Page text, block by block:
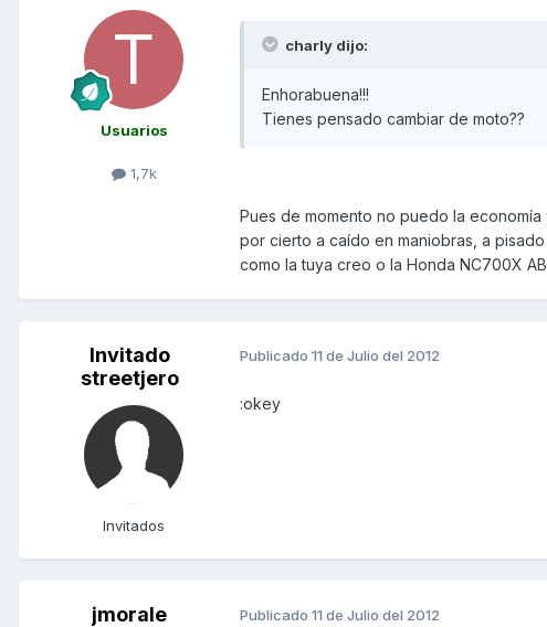
Usuarios
1,7k
charly dijo:
Enhorabuena!!!
Tienes pensado cambiar de moto??
Pues de momento no puedo la
por cierto a caído en maniobras, a
como la tuya creo o la Honda NC700X
Invitado
streetjero
Invitados
Publicado 11 de Julio del 2012
:okey
jmorale Publicado 11 de Julio del 2012